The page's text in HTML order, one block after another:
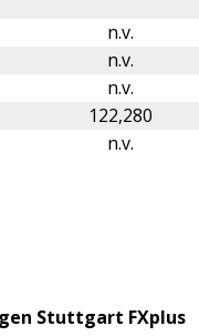
n.v.
n.v.
n.v.
122,280
n.v.
Stuttgart FXplus